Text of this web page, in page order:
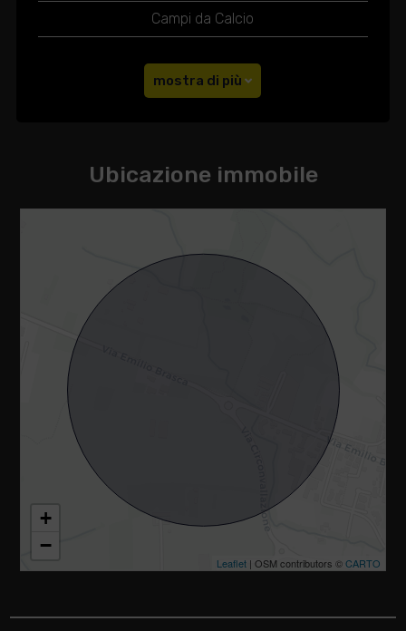
Campi da Calcio
mostra di più
Ubicazione immobile
+
−
Leaflet | OSM contributors ©CARTO